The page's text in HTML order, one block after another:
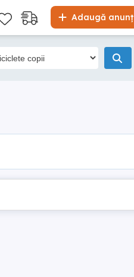
Adaugă anunț